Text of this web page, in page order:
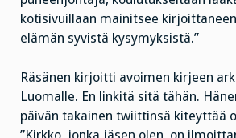
kotisivuillaan mainitsee
elämän syvistä kysymyksistä.”
Räsänen kirjoitti avoimen kirjeen
Luomalle. En linkitä sitä tähän.
päivän takainen twiittinsä kiteyttää
”Kirkko, jonka jäsen olen, on